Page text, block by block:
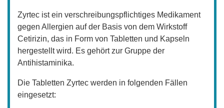
Zyrtec ist ein verschreibungspflichtiges Medikament
gegen Allergien auf der Basis von dem Wirkstoff
Cetirizin, das in Form von Tabletten und Kapseln
hergestellt wird. Es gehört zur Gruppe der
Antihistaminika.
Die Tabletten Zyrtec werden in folgenden Fällen
eingesetzt: